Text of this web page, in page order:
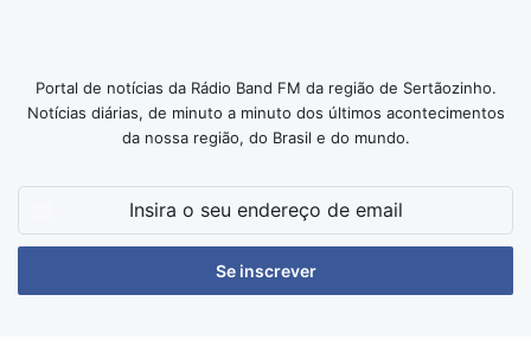
Portal de notícias da Rádio Band FM da região de Sertãozinho.
Notícias diárias, de minuto a minuto dos últimos acontecimentos
da nossa região, do Brasil e do mundo.
seu
de